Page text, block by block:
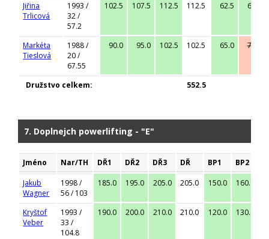
Jiřina
Trlicová
1993 /
32 /
57.2
102.5 107.5 112.5 112.5 62.5 67.5
Markéta
Tieslová
1988 /
20 /
67.55
90.0 95.0 102.5 102.5 65.0 70.0
Družstvo celkem: 552.5
7. Doplnejch powerlifting - "E"
Jméno Nar/TH DŘ1 DŘ2 DŘ3 DŘ BP1 BP2
Jakub
Wagner
1998 /
56 / 103
185.0 195.0 205.0 205.0 150.0 160.0
Kryštof
Veber
1993 /
33 /
104.8
190.0 200.0 210.0 210.0 120.0 130.0